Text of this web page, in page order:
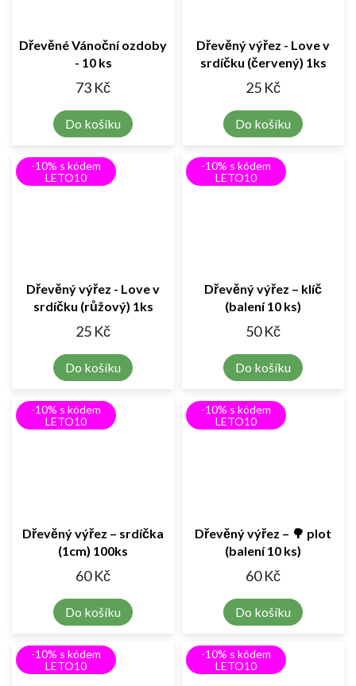
Dřevěné Vánoční ozdoby
- 10 ks
73 Kč
Do košíku
Dřevěný výřez - Love v
srdíčku (červený) 1ks
25 Kč
Do košíku
-10% s kódem
LETO10
Dřevěný výřez - Love v
srdíčku (růžový) 1ks
25 Kč
Do košíku
-10% s kódem
LETO10
Dřevěný výřez – klíč
(balení 10 ks)
50 Kč
Do košíku
-10% s kódem
LETO10
Dřevěný výřez – srdíčka
(1cm) 100ks
60 Kč
Do košíku
-10% s kódem
LETO10
Dřevěný výřez – 🌳 plot
(balení 10 ks)
60 Kč
Do košíku
-10% s kódem
LETO10
-10% s kódem
LETO10